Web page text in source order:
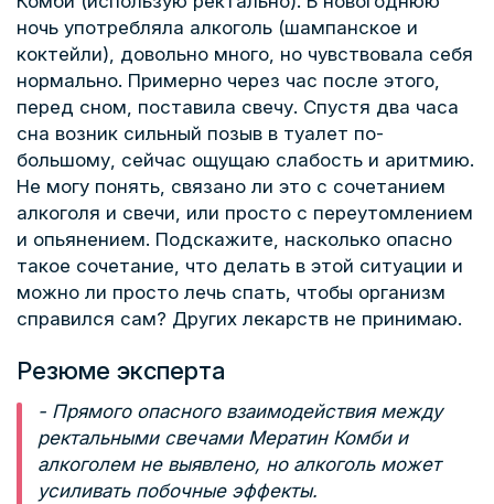
ночь употребляла алкоголь (шампанское и
коктейли), довольно много, но чувствовала себя
нормально. Примерно через час после этого,
перед сном, поставила свечу. Спустя два часа
сна возник сильный позыв в туалет по-
большому, сейчас ощущаю слабость и аритмию.
Не могу понять, связано ли это с сочетанием
алкоголя и свечи, или просто с переутомлением
и опьянением. Подскажите, насколько опасно
такое сочетание, что делать в этой ситуации и
можно ли просто лечь спать, чтобы организм
справился сам? Других лекарств не принимаю.
Резюме эксперта
- Прямого опасного взаимодействия между
ректальными свечами Мератин Комби и
алкоголем не выявлено, но алкоголь может
усиливать побочные эффекты.